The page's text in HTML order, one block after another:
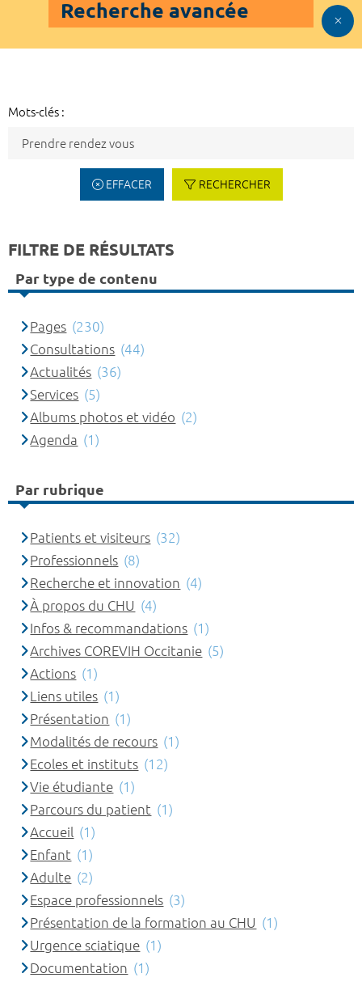
Recherche avancée
Mots-clés :
EFFACER RECHERCHER
FILTRE DE RÉSULTATS
Par type de contenu
Pages (230)
Consultations (44)
Actualités (36)
Services (5)
Albums photos et vidéo (2)
Agenda (1)
Par rubrique
Patients et visiteurs (32)
Professionnels (8)
Recherche et innovation (4)
À propos du CHU (4)
Infos & recommandations (1)
Archives COREVIH Occitanie (5)
Actions (1)
Liens utiles (1)
Présentation (1)
Modalités de recours (1)
Ecoles et instituts (12)
Vie étudiante (1)
Parcours du patient (1)
Accueil (1)
Enfant (1)
Adulte (2)
Espace professionnels (3)
Présentation de la formation au CHU (1)
Urgence sciatique (1)
Documentation (1)